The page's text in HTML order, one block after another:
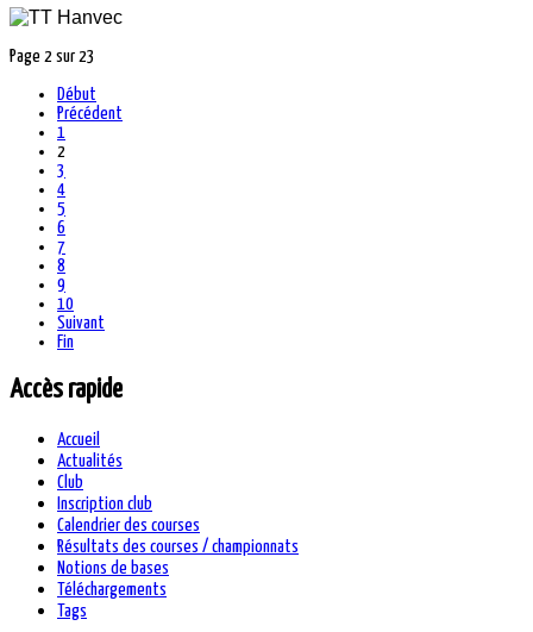
Page 2 sur 23
Début
Précédent
1
2
3
4
5
6
7
8
9
10
Suivant
Fin
Accès rapide
Accueil
Actualités
Club
Inscription club
Calendrier des courses
Résultats des courses / championnats
Notions de bases
Téléchargements
Tags